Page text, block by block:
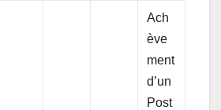
Ach
ève
ment
d’un
Post